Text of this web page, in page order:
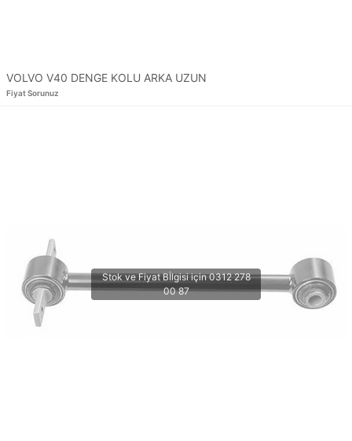
VOLVO V40 DENGE KOLU ARKA UZUN
Fiyat Sorunuz